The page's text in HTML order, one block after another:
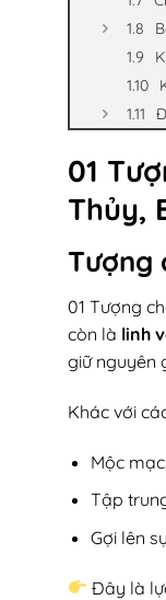
01
Thủy,
Tượng
01 Tượng
còn là linh
giữ nguyên
Khác với
Mộc
Tập
Gợi lên
Đây là